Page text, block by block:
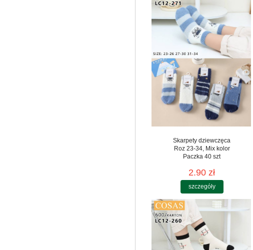
Skarpety dziewczęca
Roz 23-34, Mix kolor
Paczka 40 szt
2.90 zł
szczegóły